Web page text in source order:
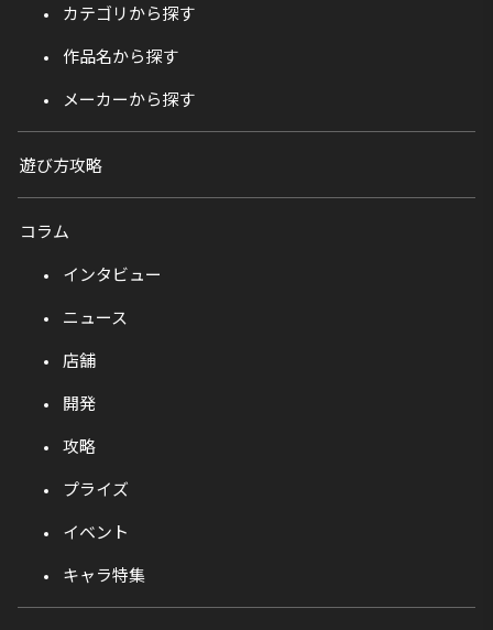
カテゴリから探す
作品名から探す
メーカーから探す
遊び方攻略
コラム
インタビュー
ニュース
店舗
開発
攻略
プライズ
イベント
キャラ特集